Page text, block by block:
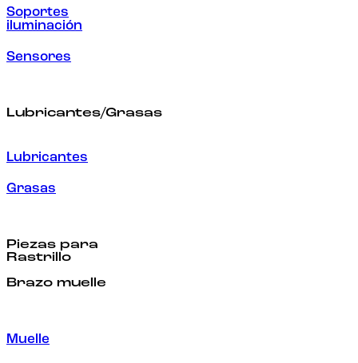
Soportes
iluminación
Sensores
Lubricantes/Grasas
Lubricantes
Grasas
Piezas para
Rastrillo
Brazo muelle
Muelle